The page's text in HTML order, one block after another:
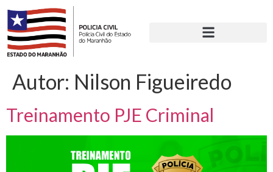
Autor: Nilson Figueiredo
Treinamento PJE Criminal